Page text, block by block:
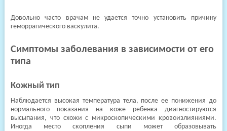
Довольно часто врачам не удается точно установить причину
геморрагического васкулита.
Симптомы заболевания в зависимости от его
типа
Кожный тип
Наблюдается высокая температура тела, после ее понижения до
нормального показания на коже ребенка диагностируются
высыпания, что схожи с микроскопическими кровоизлияниями.
Иногда место скопления сыпи может образовывать